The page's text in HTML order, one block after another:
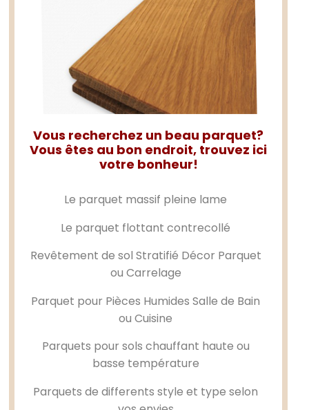
Vous recherchez un beau parquet?
Vous êtes au bon endroit, trouvez ici
votre bonheur!
Le parquet massif pleine lame
Le parquet flottant contrecollé
Revêtement de sol Stratifié Décor Parquet
ou Carrelage
Parquet pour Pièces Humides Salle de Bain
ou Cuisine
Parquets pour sols chauffant haute ou
basse température
Parquets de differents style et type selon